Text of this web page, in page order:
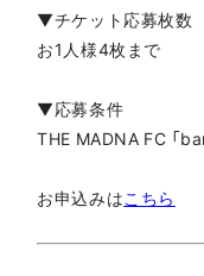
▼チケット応募枚数
お1人様4枚まで
▼応募条件
THE MADNA FC 「
お申込みはこちら